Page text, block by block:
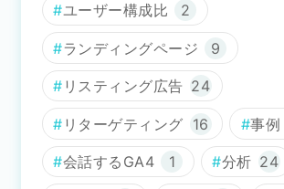
ユーザー構成比 2
ランディングページ 9
リスティング広告 24
リターゲティング 16 事例
会話するGA4 1 分析 24